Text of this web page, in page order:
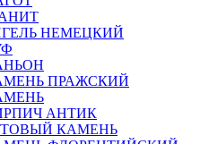
НЕМЕЦКИЙ
ПРАЖСКИЙ
АНТИК
КАМЕНЬ